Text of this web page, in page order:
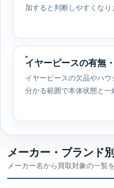
加すると判断しやすくなり
イヤーピースの有無
イヤーピースの欠品やハウ
分かる範囲で本体状態と一
メーカー・ブランド別
メーカー名から買取対象の一覧